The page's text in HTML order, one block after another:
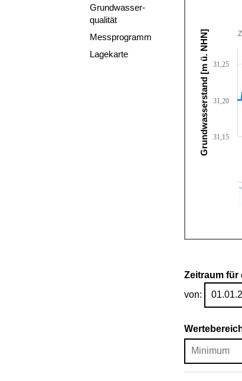
Grundwasser-
qualität
Messprogramm
Lagekarte
Grundwasserstand [m ü. NHN] 31,20
31,15
31,25
Zeitraum für
von: